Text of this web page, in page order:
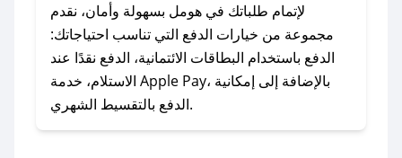
الرسائل الخاصة على تويتر أو البريد الإلكتروني،
وسنقوم بحل المشكلة في أسرع وقت ممكن.
### ماذا أفعل إذا لم أجد كود خصم لمتجري
المفضل؟
في حال عدم توفر كوبونات لمتجرك المفضل، يمكنك
لإتمام طلباتك في هومل بسهولة وأمان، نقدم
مجموعة من خيارات الدفع التي تناسب احتياجاتك:
الدفع باستخدام البطاقات الائتمانية، الدفع نقدًا عند
الاستلام، خدمة Apple Pay، بالإضافة إلى إمكانية
الدفع بالتقسيط الشهري.